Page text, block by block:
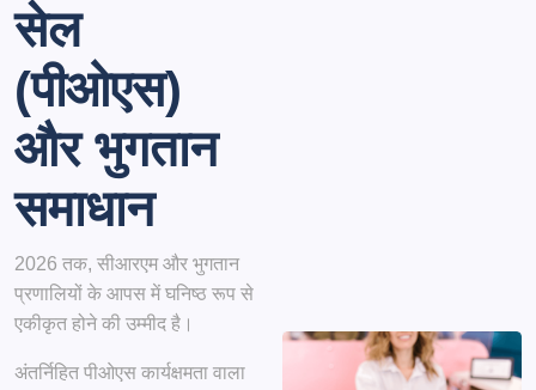
सेल
(पीओएस)
और भुगतान
समाधान
2026 तक, सीआरएम और भुगतान
प्रणालियों के आपस में घनिष्ठ रूप से
एकीकृत होने की उम्मीद है।
अंतर्निहित पीओएस कार्यक्षमता वाला